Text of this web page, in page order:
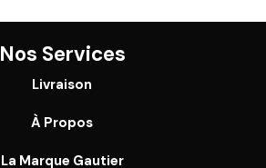
Nos Services
Livraison
À Propos
La Marque Gautier